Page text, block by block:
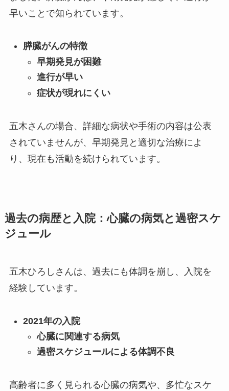
早いことで知られています。
膵臓がんの特徴
早期発見が困難
進行が早い
症状が現れにくい
五木さんの場合、詳細な病状や手術の内容は公表
されていませんが、早期発見と適切な治療によ
り、現在も活動を続けられています。
過去の病歴と入院：心臓の病気と過密スケ
ジュール
五木ひろしさんは、過去にも体調を崩し、入院を
経験しています。
2021年の入院
心臓に関連する病気
過密スケジュールによる体調不良
高齢者に多く見られる心臓の病気や、多忙なスケ